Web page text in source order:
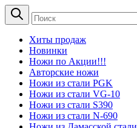
Хиты продаж
Новинки
Ножи по Акции!!!
Авторские ножи
Ножи из стали PGK
Ножи из стали VG-10
Ножи из стали S390
Ножи из стали N-690